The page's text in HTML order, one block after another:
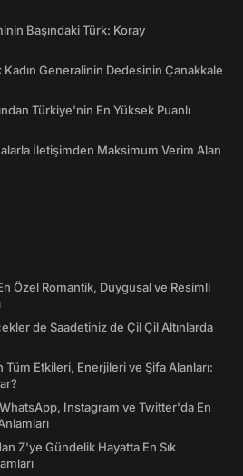
Başındaki Türk: Koray
Generalinin Dedesinin Çanakkale
Türkiye'nin En Yüksek Puanlı
İletişimden Maksimum Verim Alan
Özel Romantik, Duygusal ve Resimli
de Saadetiniz de Çil Çil Altınlarda
Tüm Etkileri, Enerjileri ve Şifa Alanları:
Instagram ve Twitter'da En
Z'ye Gündelik Hayatta En Sık